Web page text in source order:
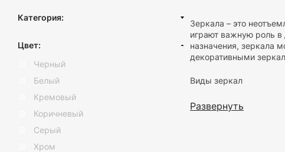
Категория:
Интерьерное зеркало
Зеркальный декор
Зеркало для ванной
Косметические зеркала
Цвет:
Черный
Белый
Кремовый
Коричневый
Серый
Хром
Зеркала – это
играют важную роль в
назначения, зеркала
декоративными
Виды зеркал
Настенные
форм и
Развернуть